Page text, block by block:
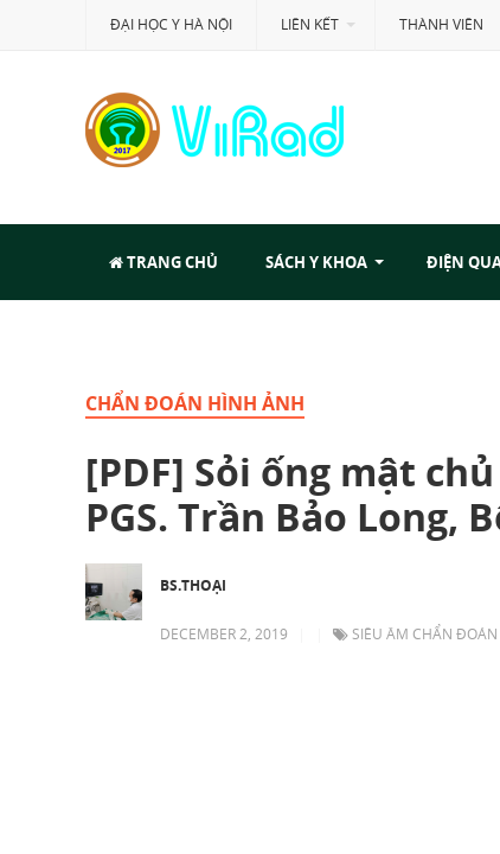
ĐẠI HỌC Y HÀ NỘI LIÊN KẾT THÀNH VIÊN
TRANG CHỦ SÁCH Y KHOA ĐIỆN
CHẨN ĐOÁN HÌNH ẢNH
[PDF] Sỏi ống mật
PGS. Trần Bảo Long,
BS.THOẠI
DECEMBER 2, 2019 SIÊU ÂM CHẨN ĐOÁN